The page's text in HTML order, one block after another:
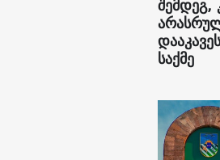
შემდეგ,
საქმე